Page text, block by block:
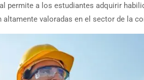
permite a los estudiantes adquirir
altamente valoradas en el sector de la